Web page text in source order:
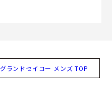
グランドセイコー メンズ TOP